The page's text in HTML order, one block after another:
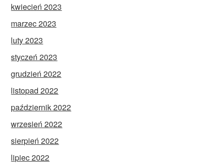
kwiecień 2023
marzec 2023
luty 2023
styczeń 2023
grudzień 2022
listopad 2022
październik 2022
wrzesień 2022
sierpień 2022
lipiec 2022